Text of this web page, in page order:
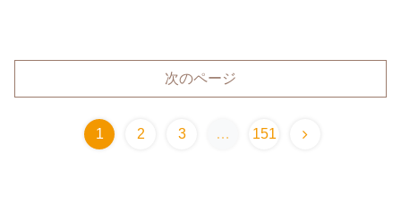
次のページ
1 2 3 … 151